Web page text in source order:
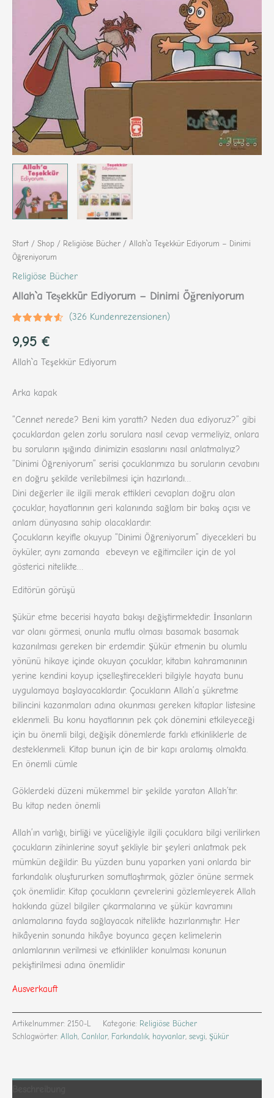
Start / Shop / Religiöse Bücher / Allah`a Teşekkür Ediyorum – Dinimi
Öğreniyorum
Religiöse Bücher
Allah`a Teşekkür Ediyorum – Dinimi Öğreniyorum
mit4.36
von 5,
basierend
auf
(326 Kundenrezensionen)
9,95 €
Allah`a Teşekkür Ediyorum
Arka kapak
“Cennet nerede? Beni kim yarattı? Neden dua ediyoruz?” gibi
çocuklardan gelen zorlu sorulara nasıl cevap vermeliyiz, onlara
bu soruların ışığında dinimizin esaslarını nasıl anlatmalıyız?
“Dinimi Öğreniyorum” serisi çocuklarımıza bu soruların cevabını
en doğru şekilde verilebilmesi için hazırlandı…
Dini değerler ile ilgili merak ettikleri cevapları doğru alan
çocuklar, hayatlarının geri kalanında sağlam bir bakış açısı ve
anlam dünyasına sahip olacaklardır.
Çocukların keyifle okuyup “Dinimi Öğreniyorum” diyecekleri bu
öyküler, aynı zamanda ebeveyn ve eğitimciler için de yol
gösterici nitelikte…
Editörün görüşü
Şükür etme becerisi hayata bakışı değiştirmektedir. İnsanların
var olanı görmesi, onunla mutlu olması basamak basamak
kazanılması gereken bir erdemdir. Şükür etmenin bu olumlu
yönünü hikaye içinde okuyan çocuklar, kitabın kahramanının
yerine kendini koyup içselleştirecekleri bilgiyle hayata bunu
uygulamaya başlayacaklardır. Çocukların Allah’a şükretme
bilincini kazanmaları adına okunması gereken kitaplar listesine
eklenmeli. Bu konu hayatlarının pek çok dönemini etkileyeceği
için bu önemli bilgi, değişik dönemlerde farklı etkinliklerle de
desteklenmeli. Kitap bunun için de bir kapı aralamış olmakta.
En önemli cümle
Göklerdeki düzeni mükemmel bir şekilde yaratan Allah’tır.
Bu kitap neden önemli
Allah’ın varlığı, birliği ve yüceliğiyle ilgili çocuklara bilgi verilirken
çocukların zihinlerine soyut şekliyle bir şeyleri anlatmak pek
mümkün değildir. Bu yüzden bunu yaparken yani onlarda bir
farkındalık oluştururken somutlaştırmak, gözler önüne sermek
çok önemlidir. Kitap çocukların çevrelerini gözlemleyerek Allah
hakkında güzel bilgiler çıkarmalarına ve şükür kavramını
anlamalarına fayda sağlayacak nitelikte hazırlanmıştır. Her
hikâyenin sonunda hikâye boyunca geçen kelimelerin
anlamlarının verilmesi ve etkinlikler konulması konunun
pekiştirilmesi adına önemlidir
Ausverkauft
Artikelnummer: 2150-L Kategorie: Religiöse Bücher
Schlagwörter: Allah, Canlılar, Farkındalık, hayvanlar, sevgi, Şükür